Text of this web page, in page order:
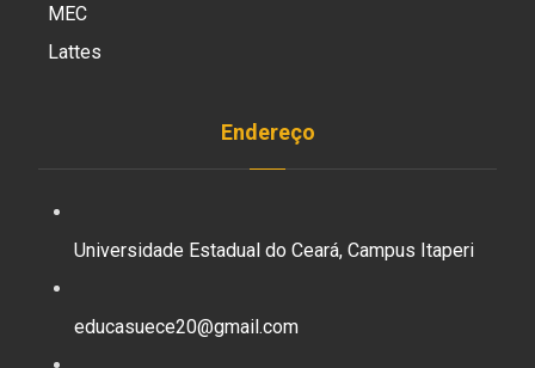
MEC
Lattes
Endereço
Universidade Estadual do Ceará, Campus Itaperi
educasuece20@gmail.com